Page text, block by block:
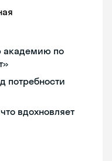
академию по
потребности
вдохновляет